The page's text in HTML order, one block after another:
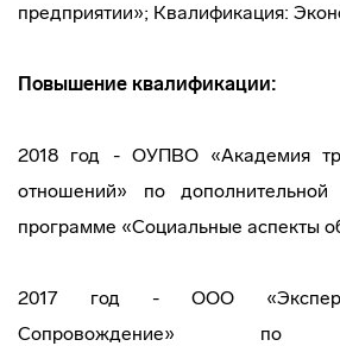
предприятии»; Квалификация:
Повышение квалификации:
2018 год - ОУПВО «Академия
отношений» по дополнительной
программе «Социальные аспекты
2017 год - ООО
Сопровождение» по